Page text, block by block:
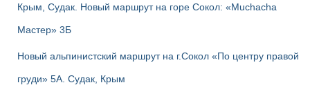
Крым, Судак. Новый маршрут на горе Сокол: «Muchacha
Мастер» 3Б
Новый альпинистский маршрут на г.Сокол «По центру правой
груди» 5А. Судак, Крым